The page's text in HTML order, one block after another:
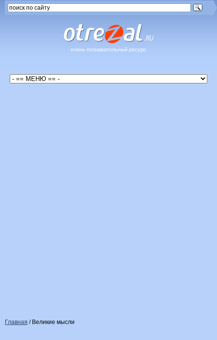
очень познавательный ресурс
Главная / Великие мысли